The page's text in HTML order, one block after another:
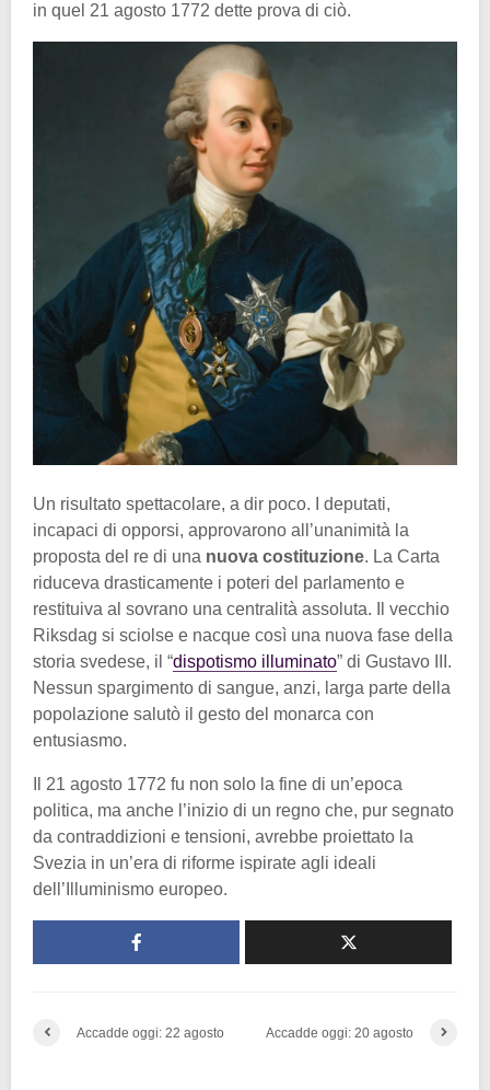
in quel 21 agosto 1772 dette prova di ciò.
Un risultato spettacolare, a dir poco. I deputati,
incapaci di opporsi, approvarono all’unanimità la
proposta del re di una nuova costituzione. La Carta
riduceva drasticamente i poteri del parlamento e
restituiva al sovrano una centralità assoluta. Il vecchio
Riksdag si sciolse e nacque così una nuova fase della
storia svedese, il “dispotismo illuminato” di Gustavo III.
Nessun spargimento di sangue, anzi, larga parte della
popolazione salutò il gesto del monarca con
entusiasmo.
Il 21 agosto 1772 fu non solo la fine di un’epoca
politica, ma anche l’inizio di un regno che, pur segnato
da contraddizioni e tensioni, avrebbe proiettato la
Svezia in un’era di riforme ispirate agli ideali
dell’Illuminismo europeo.
Accadde oggi: 22 agosto Accadde oggi: 20 agosto